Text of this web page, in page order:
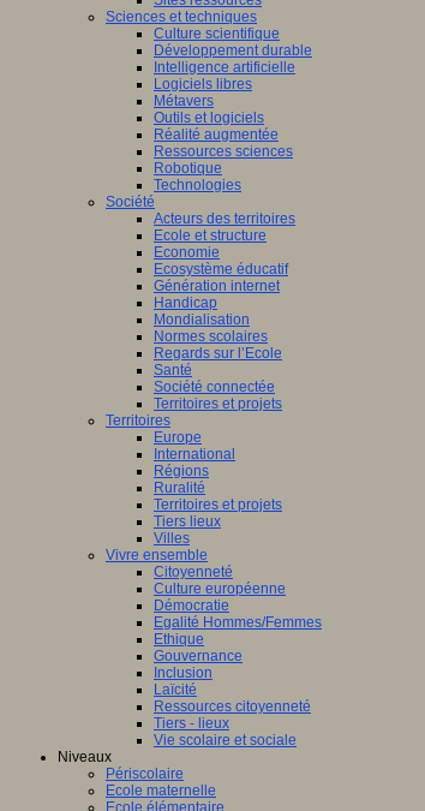
Sciences et techniques
Culture scientifique
Développement durable
Intelligence artificielle
Logiciels libres
Métavers
Outils et logiciels
Réalité augmentée
Ressources sciences
Robotique
Technologies
Société
Acteurs des territoires
Ecole et structure
Economie
Ecosystème éducatif
Génération internet
Handicap
Mondialisation
Normes scolaires
Regards sur l’Ecole
Santé
Société connectée
Territoires et projets
Territoires
Europe
International
Régions
Ruralité
Territoires et projets
Tiers lieux
Villes
Vivre ensemble
Citoyenneté
Culture européenne
Démocratie
Egalité Hommes/Femmes
Ethique
Gouvernance
Inclusion
Laïcité
Ressources citoyenneté
Tiers - lieux
Vie scolaire et sociale
Niveaux
Périscolaire
Ecole maternelle
Ecole élémentaire